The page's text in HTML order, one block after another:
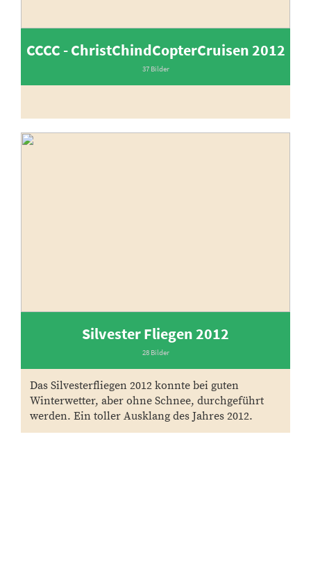
CCCC - ChristChindCopterCruisen 2012
37 Bilder
Silvester Fliegen 2012
28 Bilder
Das Silvesterfliegen 2012 konnte bei guten
Winterwetter, aber ohne Schnee, durchgeführt
werden. Ein toller Ausklang des Jahres 2012.